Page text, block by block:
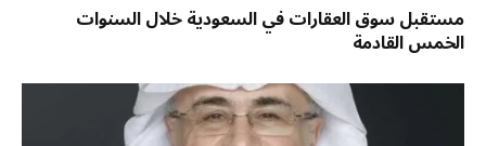
مستقبل سوق العقارات في السعودية خلال السنوات
الخمس القادمة